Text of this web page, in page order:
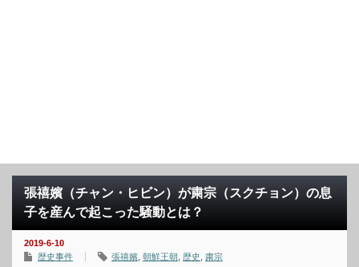
張禧嬪（チャン・ヒビン）が粛宗（スクチョン）の息
子を産んで起こった騒動とは？
2019-6-10
歴史事件
張禧嬪 朝鮮王朝 歴史 粛宗